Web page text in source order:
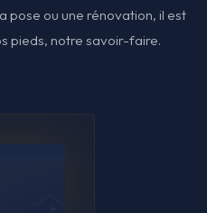
pose ou une rénovation, il est
pieds, notre savoir-faire.